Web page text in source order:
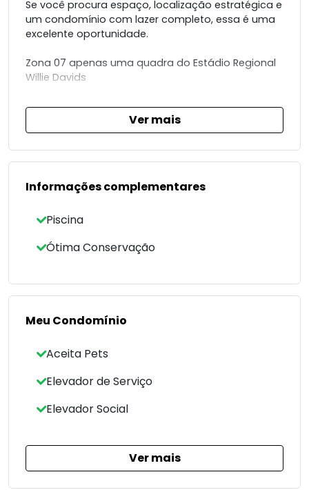
Se você procura espaço, localização estratégica e
um condomínio com lazer completo, essa é uma
excelente oportunidade.
Zona 07 apenas uma quadra do Estádio Regional
Willie Davids
Fácil acesso ao Centro e às principais vias da
105 m² privativos
2 suítes confortáveis + 2 quartos
Sala ampla, com excelente iluminação natural
Cozinha espaçosa
Salão de festas
Piscina
segurança e qualidade de vida, ou para quem
Entre em contato para mais informações ou
Ver mais
Informações complementares
Piscina
Ótima Conservação
Meu Condomínio
Aceita Pets
Elevador de Serviço
Elevador Social
Ver mais